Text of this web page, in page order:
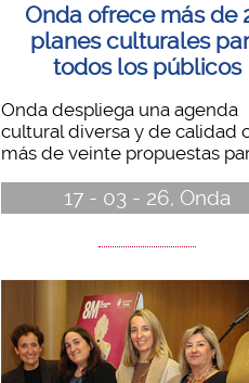
Onda ofrece más de
planes culturales
todos los públicos
Onda despliega una agenda
cultural diversa y de calidad
más de veinte propuestas
17 - 03 - 26, Onda